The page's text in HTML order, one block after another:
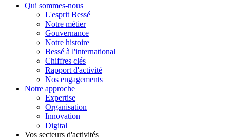
Qui sommes-nous
L'esprit Bessé
Notre métier
Gouvernance
Notre histoire
Bessé à l'international
Chiffres clés
Rapport d'activité
Nos engagements
Notre approche
Expertise
Organisation
Innovation
Digital
Vos secteurs d'activités